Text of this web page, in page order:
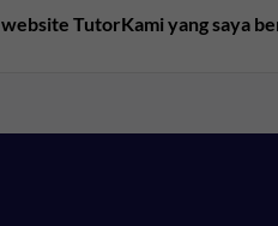
TutorKami yang saya